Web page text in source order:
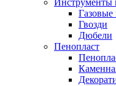
Инструменты
Гвозди
Дюбели
Пенопласт